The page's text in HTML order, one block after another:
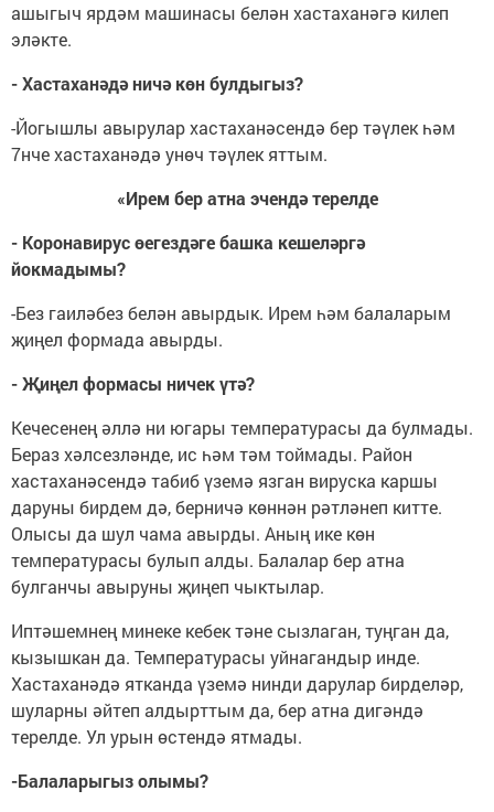
ашыгыч ярдәм машинасы белән хастаханәгә килеп
эләкте.
- Хастаханәдә ничә көн булдыгыз?
-Йогышлы авырулар хастаханәсендә бер тәүлек һәм
7нче хастаханәдә унөч тәүлек яттым.
«Ирем бер атна эчендә терелде
- Коронавирус өегездәге башка кешеләргә
йокмадымы?
-Без гаиләбез белән авырдык. Ирем һәм балаларым
җиңел формада авырды.
- Җиңел формасы ничек үтә?
Кечесенең әллә ни югары температурасы да булмады.
Бераз хәлсезләнде, ис һәм тәм тоймады. Район
хастаханәсендә табиб үземә язган вируска каршы
даруны бирдем дә, берничә көннән рәтләнеп китте.
Олысы да шул чама авырды. Аның ике көн
температурасы булып алды. Балалар бер атна
булганчы авыруны җиңеп чыктылар.
Иптәшемнең минеке кебек тәне сызлаган, туңган да,
кызышкан да. Температурасы уйнагандыр инде.
Хастаханәдә ятканда үземә нинди дарулар бирделәр,
шуларны әйтеп алдырттым да, бер атна дигәндә
терелде. Ул урын өстендә ятмады.
-Балаларыгыз олымы?